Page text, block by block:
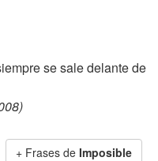
se sale delante de
+ Frases de Imposible